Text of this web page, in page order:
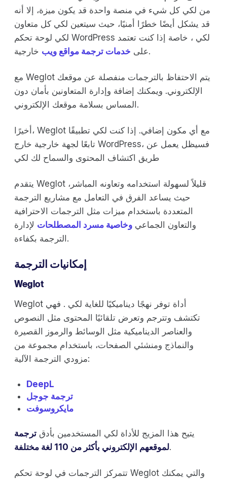
من لكي كل شيء في منصة واحدة قد يكون ميزة، إلا أنه
قد يشكل أيضًا خطرًا أمنيًا، حيث سيتعين لكي كل متعاون
لكي لوحة تحكم WordPress لكي ، خاصة إذا كنت تعتمد
على خدمات ترجمة مواقع ويب خارجية.
مع Weglot يتم الاحتفاظ بالترجمات منفصلة عن موقعك
الإلكتروني. ويمكنك إضافة وإدارة المتعاونين بأمان دون
المساس بسلامة موقعك الإلكتروني.
أخيرًا، Weglot مع أي مكون إضافي. إذا كنت لكي تطبيقًا
تابعًا لجهة خارجية خارج WordPress، فسيظل يعمل عن
طريق اكتشاف المحتوى والسماح لك لكي
يتقدم Weglot قليلاً لسهولة استخدامه وتعاونه المباشر،
حيث يساعد الفرق في التعامل مع مشاريع الترجمة
المتعددة باستخدام ميزات مثل الترجمات الاحترافية
والتعاون الجماعي وخاصية مسرد المصطلحات لإدارة
الترجمة بكفاءة.
إمكانيات الترجمة
Weglot
Weglot أداة توفر نهجًا ديناميكيًا للغاية لكي . فهي
تكتشف وتترجم وتعرض تلقائيًا المحتوى مثل النصوص
والعناصر الديناميكية مثل الوسائط والرموز القصيرة
والنماذج ومنشئي الصفحات، باستخدام مجموعة من
مزودي الترجمة الآلية:
DeepL
ترجمة جوجل
مايكروسوفت
يتيح هذا المزيج للأداة لكي المستخدمين بأدق ترجمة
لموقعهم الإلكتروني بأكثر من 110 لغة مختلفة.
تتمركز الترجمات في لوحة تحكم Weglot والتي يمكنك